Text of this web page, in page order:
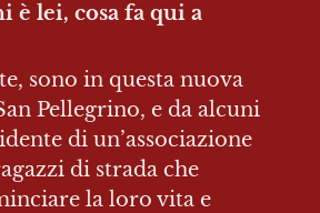
è lei, cosa fa qui a
sono in questa nuova
Pellegrino, e da alcuni
di un’associazione
di strada che
la loro vita e